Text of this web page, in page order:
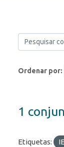
Ordenar por
1
Etiquetas: